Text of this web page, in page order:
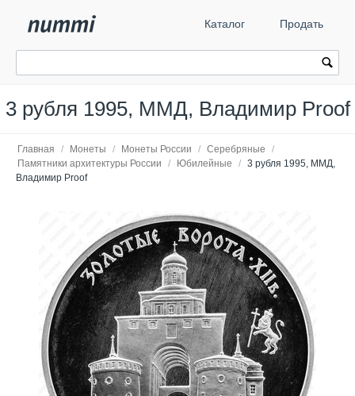
Каталог Продать
3 рубля 1995, ММД, Владимир Proof
Главная / Монеты / Монеты России / Серебряные
/
Памятники архитектуры России
/ Юбилейные / 3 рубля 1995, ММД,
Владимир Proof